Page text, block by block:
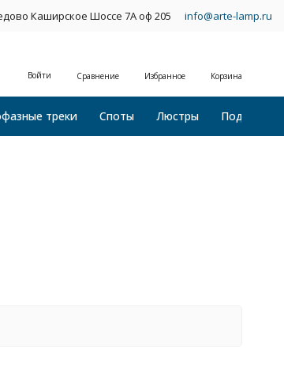
Каширское Шоссе 7А оф 205 info@arte-lamp.ru
Войти Сравнение Избранное Корзина
треки Споты Люстры Подвесные